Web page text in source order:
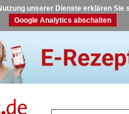
unserer Dienste erklären
Google Analytics abschalten